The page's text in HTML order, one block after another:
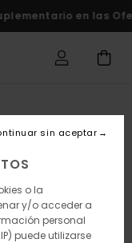
en las Ofertas
o la
y/o acceder a
personal
puede utilizarse
sin aceptar